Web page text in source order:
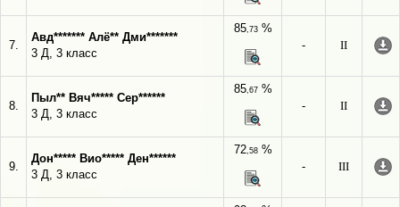
7.
Авд******* Алё** Дми*******
3 Д, 3 класс
85,73%
-
II
8.
Пыл** Вяч***** Сер******
3 Д, 3 класс
85,67%
-
II
9.
Дон***** Вио***** Ден******
3 Д, 3 класс
72,58%
-
III